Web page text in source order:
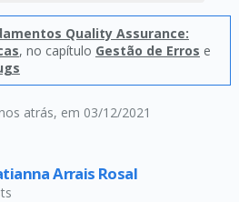
atrás, em 03/12/2021
Quality Assurance:
, no capítulo Gestão de Erros e
Arrais Rosal